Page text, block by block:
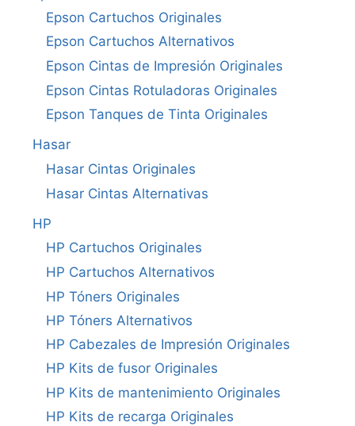
Epson Cartuchos Originales
Epson Cartuchos Alternativos
Epson Cintas de Impresión Originales
Epson Cintas Rotuladoras Originales
Epson Tanques de Tinta Originales
Hasar
Hasar Cintas Originales
Hasar Cintas Alternativas
HP
HP Cartuchos Originales
HP Cartuchos Alternativos
HP Tóners Originales
HP Tóners Alternativos
HP Cabezales de Impresión Originales
HP Kits de fusor Originales
HP Kits de mantenimiento Originales
HP Kits de recarga Originales